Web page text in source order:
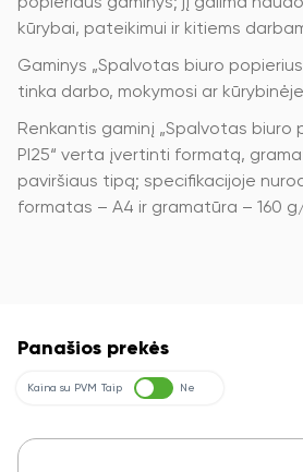
popieriaus gaminys; jį galima
kūrybai, pateikimui ir kitiems
Gaminys „Spalvotas biuro popierius
tinka darbo, mokymosi ar
Renkantis gaminį „Spalvotas biuro
PI25“ verta įvertinti formatą,
paviršiaus tipą; specifikacijoje
formatas – A4 ir gramatūra – 160 g/
Panašios prekės
Kaina su PVM Taip Ne